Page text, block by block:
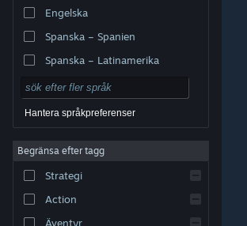
varumärken tillhör respektive ägare i USA och andra
Tillgänglighet
Återbetalningar|
Engelska
Spanska – Spanien
Spanska – Latinamerika
Hantera språkpreferenser
Begränsa efter tagg
Strategi
Action
Äventyr